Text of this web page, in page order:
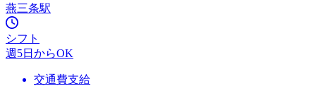
燕三条駅
シフト
週5日からOK
交通費支給